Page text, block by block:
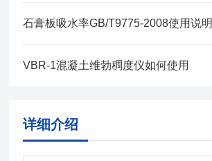
石膏板吸水率GB/T9775-2008使用说明
VBR-1混凝土维勃稠度仪如何使用
详细介绍